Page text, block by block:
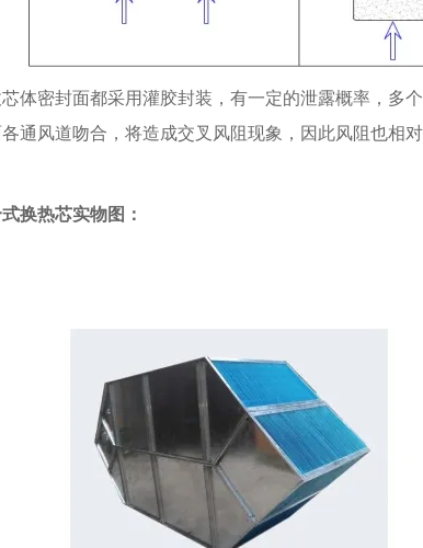
体密封面都采用灌胶封装，有一定的泄露概率，多
通风道吻合，将造成交叉风阻现象，因此风阻也相
换热芯实物图：